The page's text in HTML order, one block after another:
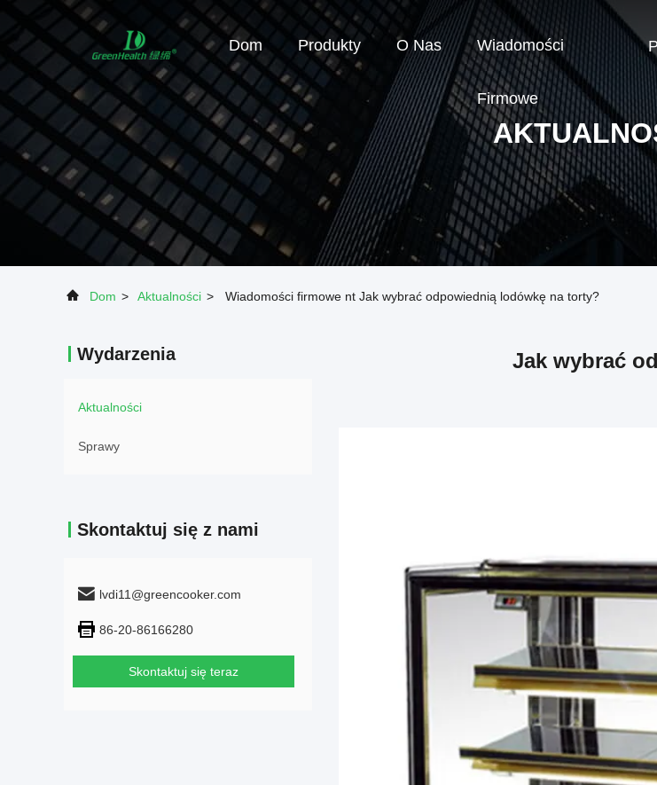
Dom Produkty O Nas Wiadomości
Firmowe
Dom > Aktualności > Wiadomości firmowe nt Jak wybrać odpowiednią lodówkę na torty?
Wydarzenia
Aktualności
Sprawy
Skontaktuj się z nami
lvdi11@greencooker.com
86-20-86166280
Skontaktuj się teraz
Jak wybrać